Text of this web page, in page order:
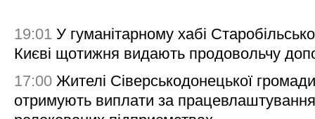
19:01 У гуманітарному хабі
Києві щотижня видають продовольчу
17:00 Жителі Сіверськодонецької
отримують виплати за